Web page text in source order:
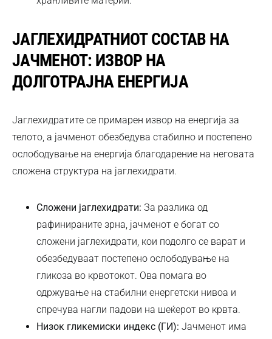
ЈАГЛЕХИДРАТНИОТ СОСТАВ НА
ЈАЧМЕНОТ: ИЗВОР НА
ДОЛГОТРАЈНА ЕНЕРГИЈА
Јаглехидратите се примарен извор на енергија за
телото, а јачменот обезбедува стабилно и постепено
ослободување на енергија благодарение на неговата
сложена структура на јаглехидрати.
Сложени јаглехидрати: За разлика од
рафинираните зрна, јачменот е богат со
сложени јаглехидрати, кои подолго се варат и
обезбедуваат постепено ослободување на
гликоза во крвотокот. Ова помага во
одржување на стабилни енергетски нивоа и
спречува нагли падови на шеќерот во крвта.
Низок гликемиски индекс (ГИ): Јачменот има